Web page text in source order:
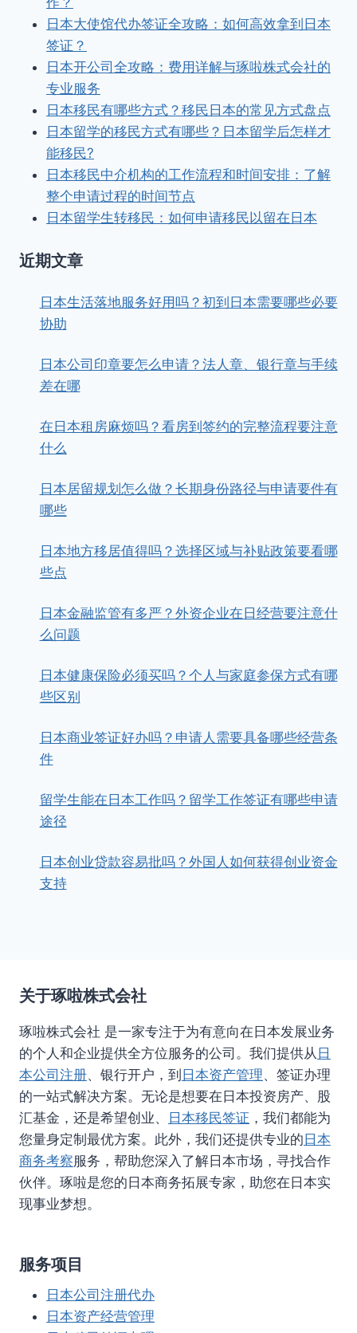
日本大使馆代办签证全攻略：如何高效拿到日本
签证？
日本开公司全攻略：费用详解与琢啦株式会社的
专业服务
日本移民有哪些方式？移民日本的常见方式盘点
日本留学的移民方式有哪些？日本留学后怎样才
能移民?
日本移民中介机构的工作流程和时间安排：了解
整个申请过程的时间节点
日本留学生转移民：如何申请移民以留在日本
近期文章
日本生活落地服务好用吗？初到日本需要哪些必要
协助
日本公司印章要怎么申请？法人章、银行章与手续
差在哪
在日本租房麻烦吗？看房到签约的完整流程要注意
什么
日本居留规划怎么做？长期身份路径与申请要件有
哪些
日本地方移居值得吗？选择区域与补贴政策要看哪
些点
日本金融监管有多严？外资企业在日经营要注意什
么问题
日本健康保险必须买吗？个人与家庭参保方式有哪
些区别
日本商业签证好办吗？申请人需要具备哪些经营条
件
留学生能在日本工作吗？留学工作签证有哪些申请
途径
日本创业贷款容易批吗？外国人如何获得创业资金
支持
关于琢啦株式会社
琢啦株式会社 是一家专注于为有意向在日本发展业务
的个人和企业提供全方位服务的公司。我们提供从 日
本公司注册、银行开户，到日本资产管理、签证办理
的一站式解决方案。无论是想要在日本投资房产、股
汇基金，还是希望创业、 日本移民签证 ，我们都能为
您量身定制最优方案。此外，我们还提供专业的日本
商务考察服务，帮助您深入了解日本市场，寻找合作
伙伴。琢啦是您的日本商务拓展专家，助您在日本实
现事业梦想。
服务项目
日本公司注册代办
日本资产经营管理